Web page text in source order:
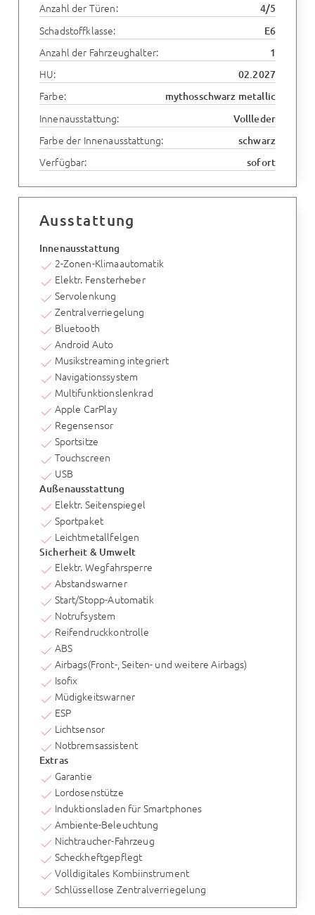
Anzahl der Türen: 4/5
Schadstoffklasse: E6
Anzahl der Fahrzeughalter: 1
HU: 02.2027
Farbe: mythosschwarz metallic
Innenausstattung: Vollleder
Farbe der Innenausstattung: schwarz
Verfügbar: sofort
Ausstattung
Innenausstattung
2-Zonen-Klimaautomatik
Elektr. Fensterheber
Servolenkung
Zentralverriegelung
Bluetooth
Android Auto
Musikstreaming integriert
Navigationssystem
Multifunktionslenkrad
Apple CarPlay
Regensensor
Sportsitze
Touchscreen
USB
Außenausstattung
Elektr. Seitenspiegel
Sportpaket
Leichtmetallfelgen
Sicherheit & Umwelt
Elektr. Wegfahrsperre
Abstandswarner
Start/Stopp-Automatik
Notrufsystem
Reifendruckkontrolle
ABS
Airbags(Front-, Seiten- und weitere Airbags)
Isofix
Müdigkeitswarner
ESP
Lichtsensor
Notbremsassistent
Extras
Garantie
Lordosenstütze
Induktionsladen für Smartphones
Ambiente-Beleuchtung
Nichtraucher-Fahrzeug
Scheckheftgepflegt
Volldigitales Kombiinstrument
Schlüssellose Zentralverriegelung